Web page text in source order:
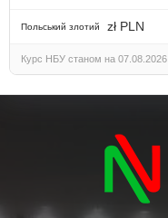
Польський злотий zł PLN
Курс НБУ станом на 07.08.2026